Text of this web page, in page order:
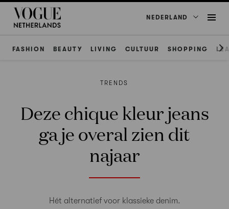
NEDERLAND
FASHION BEAUTY LIVING CULTUUR SHOPPING
TRENDS
Deze chique kleur jeans
ga je overal zien dit
najaar
Hét alternatief voor klassieke denim.